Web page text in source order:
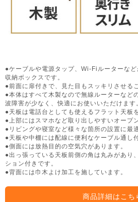
●ケーブルや電源タップ、Wi-Fiルーターな
収納ボックスです。
●前面に扉付きで、見た目もスッキリさせる
●本体はすべて木製なので無線ルーターなど
波障害が少なく、快適にお使いいただけます
●天板は電話台としても使えるフラット天板
●上部にはスマホなど取り出しやすいオープ
●リビングや寝室など様々な箇所の設置に最
●天板や中棚には配線に便利なケーブル通し
●側面には放熱目的の空気穴があります。
●出っ張っている天板前側の角は丸みがあり
ション付きです。
●背面には巾木よけ加工を施しています。
商品詳細はこち